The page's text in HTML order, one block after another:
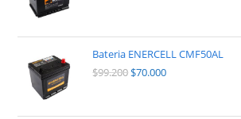
Bateria ENERCELL CMF50AL
$99.200 $70.000